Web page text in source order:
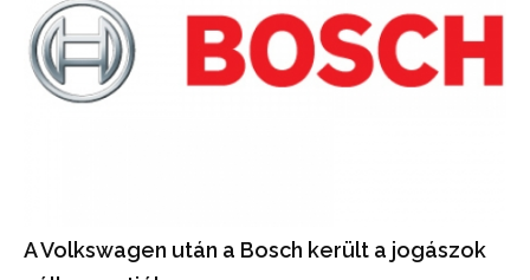
A Volkswagen után a Bosch került a jogászok